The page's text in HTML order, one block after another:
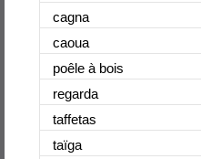
cagna
caoua
poêle à bois
regarda
taffetas
taïga